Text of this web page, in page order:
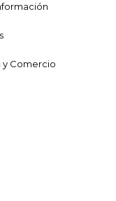
y Comercio